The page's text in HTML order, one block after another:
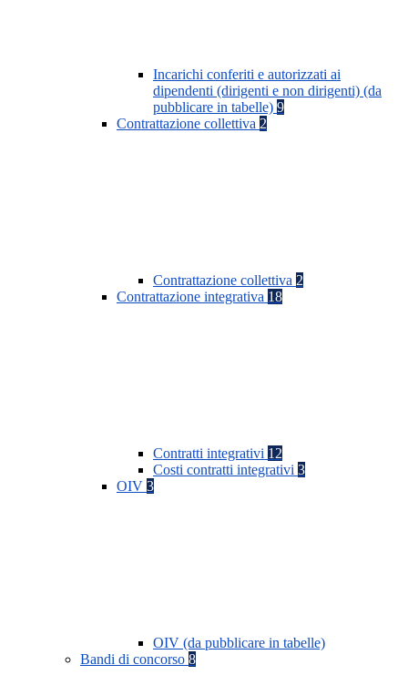
Incarichi conferiti e autorizzati ai
dipendenti (dirigenti e non dirigenti) (da
pubblicare in tabelle) 9
Contrattazione collettiva 2
Contrattazione collettiva 2
Contrattazione integrativa 18
Contratti integrativi 12
Costi contratti integrativi 3
OIV 3
OIV (da pubblicare in tabelle)
Bandi di concorso 8